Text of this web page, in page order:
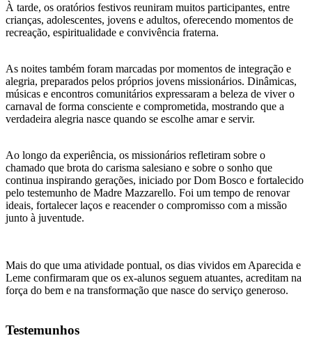
À tarde, os oratórios festivos reuniram muitos participantes, entre
crianças, adolescentes, jovens e adultos, oferecendo momentos de
recreação, espiritualidade e convivência fraterna.
As noites também foram marcadas por momentos de integração e
alegria, preparados pelos próprios jovens missionários. Dinâmicas,
músicas e encontros comunitários expressaram a beleza de viver o
carnaval de forma consciente e comprometida, mostrando que a
verdadeira alegria nasce quando se escolhe amar e servir.
Ao longo da experiência, os missionários refletiram sobre o
chamado que brota do carisma salesiano e sobre o sonho que
continua inspirando gerações, iniciado por Dom Bosco e fortalecido
pelo testemunho de Madre Mazzarello. Foi um tempo de renovar
ideais, fortalecer laços e reacender o compromisso com a missão
junto à juventude.
Mais do que uma atividade pontual, os dias vividos em Aparecida e
Leme confirmaram que os ex-alunos seguem atuantes, acreditam na
força do bem e na transformação que nasce do serviço generoso.
Testemunhos